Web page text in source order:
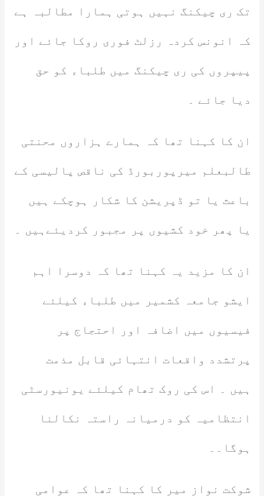
تک ری چیکنگ نہیں ہوتی ہمارا مطالبہ ہے
کہ انونس کردہ رزلٹ فوری روکا جائے اور
پیپروں کی ری چیکنگ میں طلباء کو حق
دیا جائے ۔
ان کا کہنا تھا کہ ہمارے ہزاروں محنتی
طالبعلم میرپوربورڈ کی ناقص پالیسی کے
باعث یا تو ڈپریشن کا شکار ہوچکے ہیں
یا پھر خود کشیوں پر مجبور کردیئےہیں ۔
ان کا مزید یہ کہنا تھا کہ دوسرا اہم
ایشو جامعہ کشمیر میں طلباء کیلئے
فیسیوں میں اضافہ اور احتجاج پر
پرتشدد واقعات انتہائی قابل مذمت
ہیں ۔ اس کی روک تھام کیلئے یونیورسٹی
انتظامیہ کو درمیانہ راستہ نکالنا
ہوگا۔۔
شوکت نواز میر کا کہنا تھا کہ عوامی